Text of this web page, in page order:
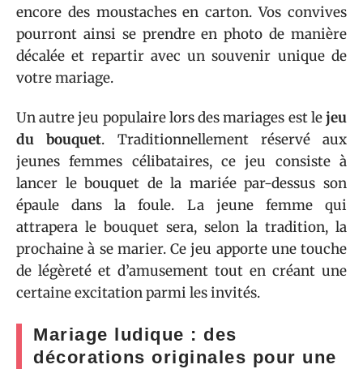
encore des moustaches en carton. Vos convives
pourront ainsi se prendre en photo de manière
décalée et repartir avec un souvenir unique de
votre mariage.
Un autre jeu populaire lors des mariages est lejeu
du bouquet. Traditionnellement réservé aux
jeunes femmes célibataires, ce jeu consiste à
lancer le bouquet de la mariée par-dessus son
épaule dans la foule. La jeune femme qui
attrapera le bouquet sera, selon la tradition, la
prochaine à se marier. Ce jeu apporte une touche
de légèreté et d’amusement tout en créant une
certaine excitation parmi les invités.
Mariage ludique : des
décorations originales pour une